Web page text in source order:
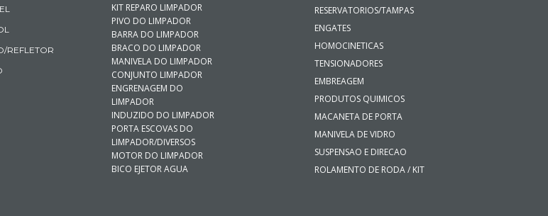
REFLETOR
KIT REPARO LIMPADOR
PIVO DO LIMPADOR
BARRA DO LIMPADOR
BRACO DO LIMPADOR
MANIVELA DO LIMPADOR
CONJUNTO LIMPADOR
ENGRENAGEM DO
LIMPADOR
INDUZIDO DO LIMPADOR
PORTA ESCOVAS DO
LIMPADOR/DIVERSOS
MOTOR DO LIMPADOR
BICO EJETOR AGUA
RESERVATORIOS/TAMPAS
ENGATES
HOMOCINETICAS
TENSIONADORES
EMBREAGEM
PRODUTOS QUIMICOS
MACANETA DE PORTA
MANIVELA DE VIDRO
SUSPENSAO E DIRECAO
ROLAMENTO DE RODA / KIT